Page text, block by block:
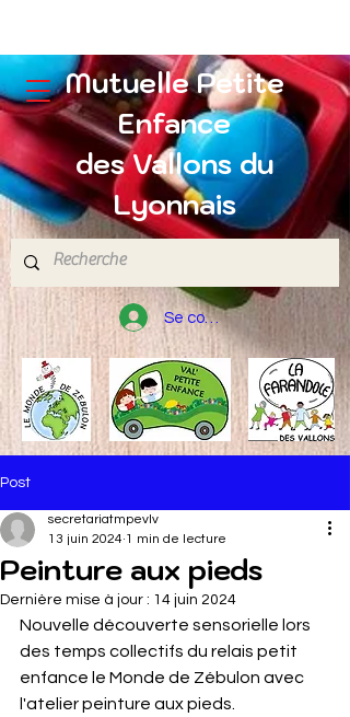
Mutuelle Petite
Enfance
des Vallons du
Lyonnais
Se connecter
Post
Peinture aux pieds
secretariatmpevlv
13 juin 2024 1 min de lecture
Dernière mise à jour : 14 juin 2024
Nouvelle découverte sensorielle lors
des temps collectifs du relais petit
enfance le Monde de Zébulon avec
l'atelier peinture aux pieds.